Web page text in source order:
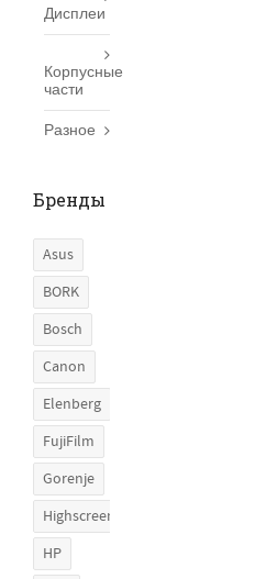
Дисплеи
Корпусные
части
Разное
Бренды
Asus
BORK
Bosch
Canon
Elenberg
FujiFilm
Gorenje
Highscreen
HP